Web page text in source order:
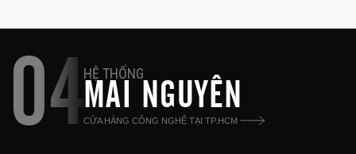
04HỆ THỐNG
MAI NGUYÊN
CỬA HÀNG CÔNG NGHỆ TẠI TP.HCM